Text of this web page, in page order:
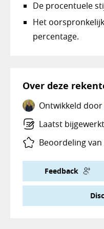
De procentuele
Het
percentage.
Over deze
Ontwikkeld door
Laatst
Beoordeling van
Feedback